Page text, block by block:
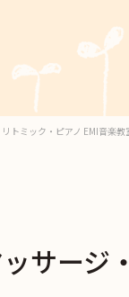
リトミック・ピアノ EMI音楽
サー